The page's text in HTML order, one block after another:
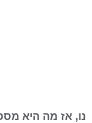
נו, אז מה היא